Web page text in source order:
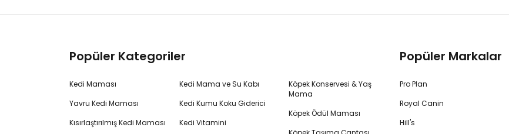
Popüler Kategoriler
Kedi Maması
Yavru Kedi Maması
Kısırlaştırılmış Kedi Maması
Kedi Mama ve Su Kabı
Kedi Kumu Koku Giderici
Kedi Vitamini
Köpek Konservesi & Yaş
Mama
Köpek Ödül Maması
Popüler Markalar
Pro Plan
Royal Canin
Hill's